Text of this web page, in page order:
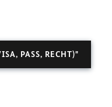
PASS, RECHT)"